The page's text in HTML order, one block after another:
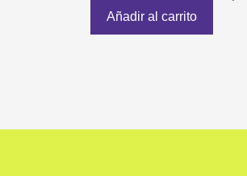
Añadir al carrito